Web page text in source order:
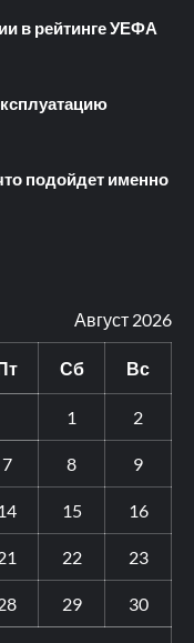
в рейтинге УЕФА
подойдет именно
Август 2026
Сб Вс
1 2
7 8 9
15 16
22 23
29 30